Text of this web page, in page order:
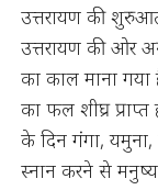
उत्तरायण की
उत्तरायण की ओर
का काल माना
का फल शीघ्र
के दिन गंगा, यमुना,
स्नान करने से